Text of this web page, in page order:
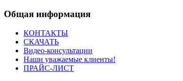
Общая информация
КОНТАКТЫ
СКАЧАТЬ
Видео-консультации
Наши уважаемые клиенты!
ПРАЙС-ЛИСТ